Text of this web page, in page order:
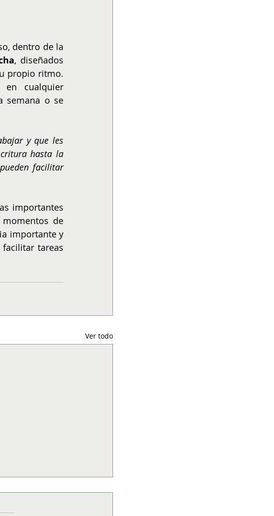
dentro de la
, diseñados
propio ritmo.
en cualquier
semana o se
y que les
hasta la
facilitar
importantes
de
importante y
tareas
Ver todo